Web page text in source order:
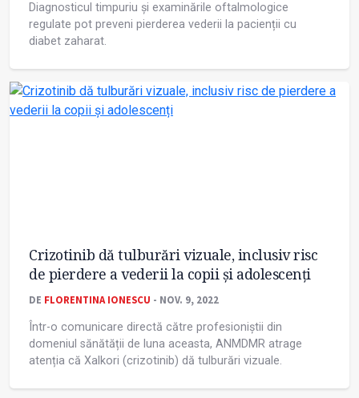
Diagnosticul timpuriu și examinările oftalmologice
regulate pot preveni pierderea vederii la pacienții cu
diabet zaharat.
Crizotinib dă tulburări vizuale, inclusiv risc
de pierdere a vederii la copii și adolescenți
DE FLORENTINA IONESCU - NOV. 9, 2022
Într-o comunicare directă către profesioniștii din
domeniul sănătății de luna aceasta, ANMDMR atrage
atenția că Xalkori (crizotinib) dă tulburări vizuale.